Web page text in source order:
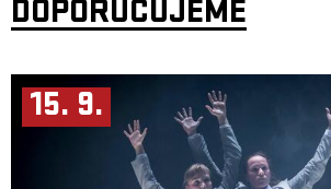
DOPORUČUJEME
15. 9.